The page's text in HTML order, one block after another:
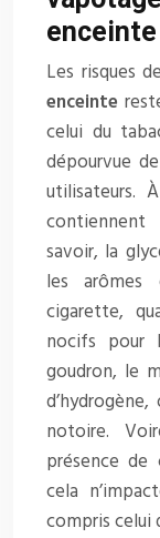
enceinte
Les risques
enceinte
celui du
dépourvue
utilisateurs.
contiennent
savoir, la
les
cigarette,
nocifs pour
goudron, le
notoire.
présence de
cela
compris celui